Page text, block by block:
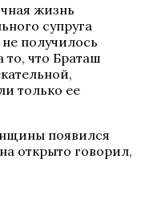
жизнь
супруга
получилось
то, что Браташ
только ее
появился
открыто говорил,